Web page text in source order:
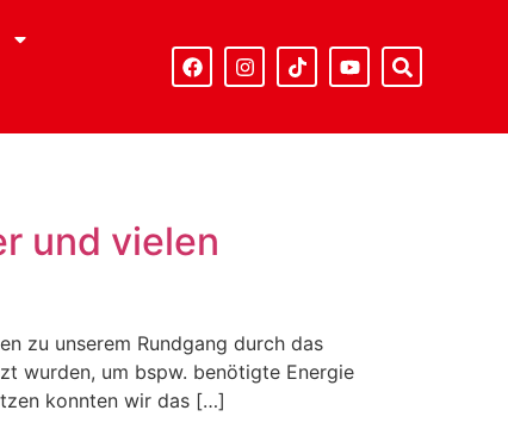
und vielen
zu unserem Rundgang durch das
wurden, um bspw. benötigte Energie
konnten wir das […]